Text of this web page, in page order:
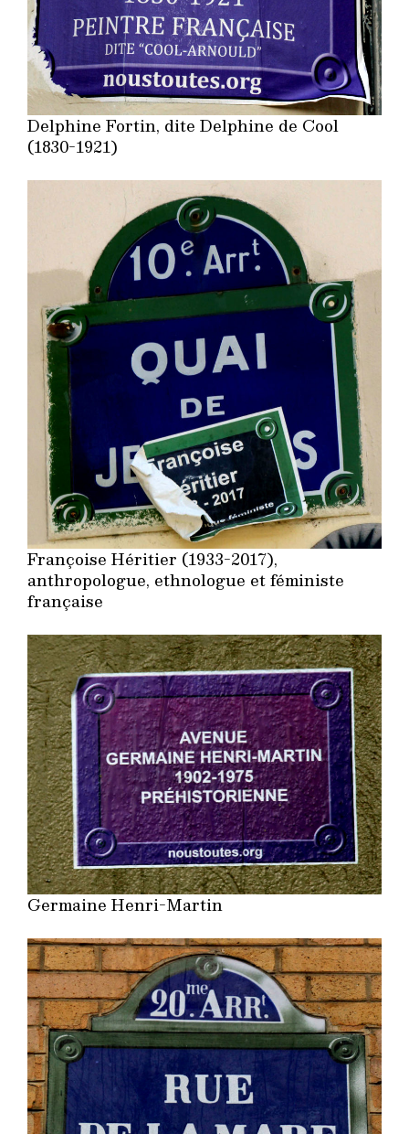
Delphine Fortin, dite Delphine de Cool
(1830-1921)
Françoise Héritier (1933-2017),
anthropologue, ethnologue et féministe
française
Germaine Henri-Martin